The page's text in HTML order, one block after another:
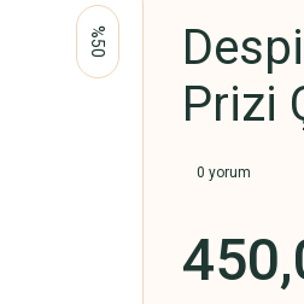
%50
Prizi
0 yorum